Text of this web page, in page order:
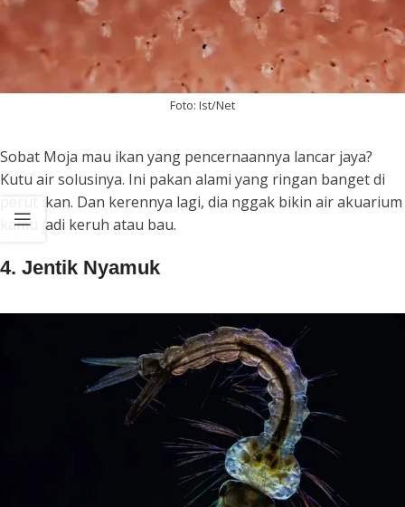
Foto: Ist/Net
Sobat Moja mau ikan yang pencernaannya lancar jaya?
Kutu air solusinya. Ini pakan alami yang ringan banget di
perut ikan. Dan kerennya lagi, dia nggak bikin air akuarium
kamu jadi keruh atau bau.
4. Jentik Nyamuk